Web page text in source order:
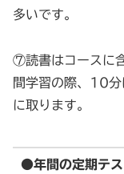
多いです。
⑦読書はコースに
間学習の際、10分
に取ります。
●年間の定期テ